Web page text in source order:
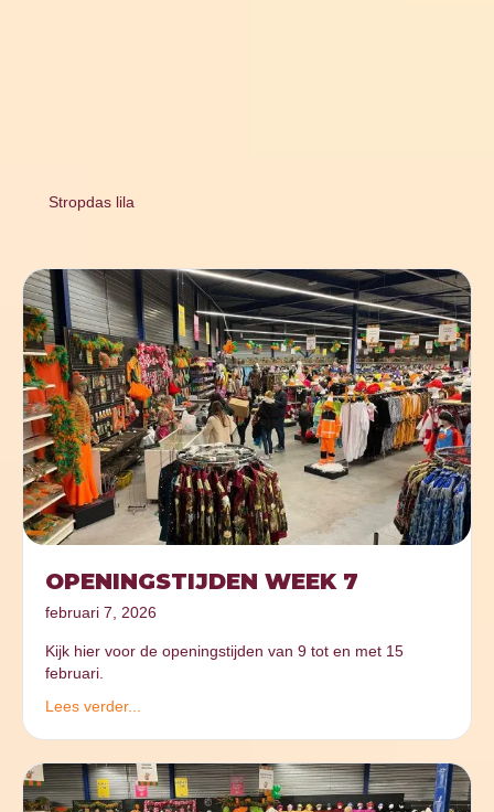
Stropdas lila
OPENINGSTIJDEN WEEK 7
februari 7, 2026
Kijk hier voor de openingstijden van 9 tot en met 15
februari.
Lees verder...